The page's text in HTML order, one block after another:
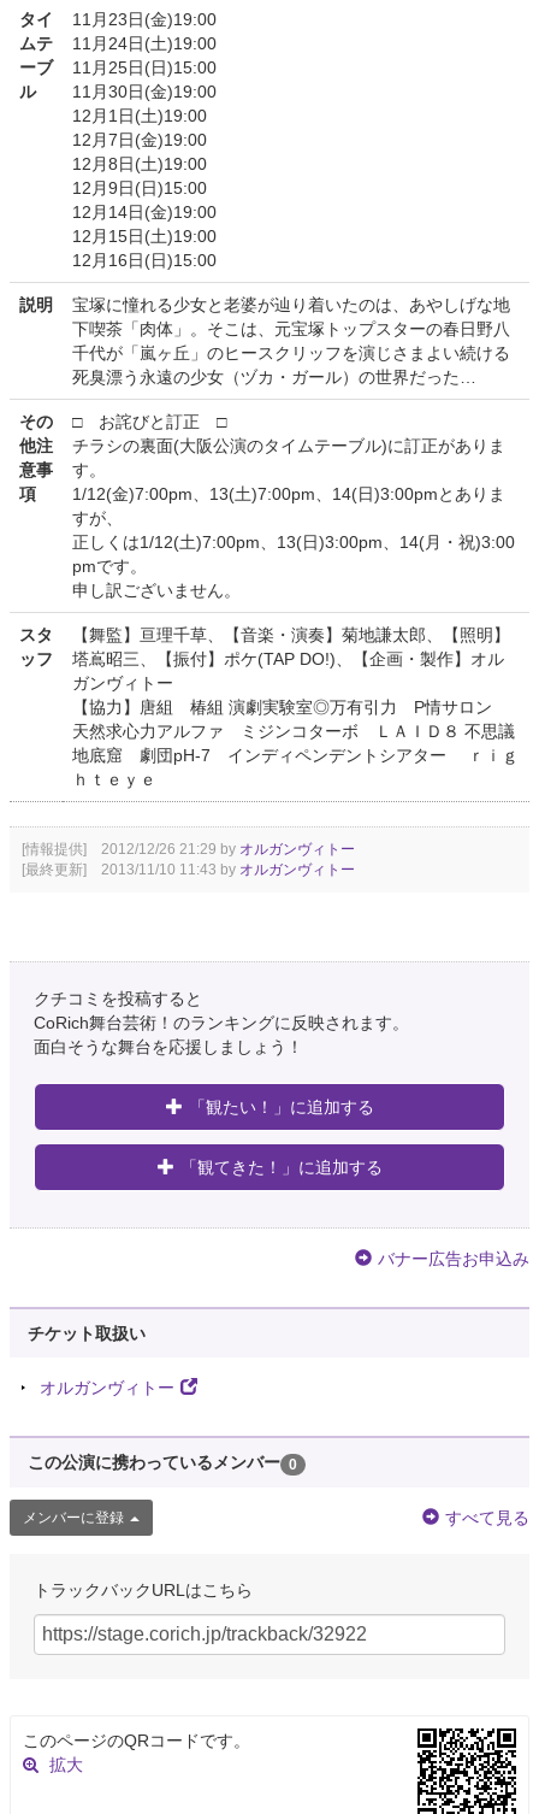
タイ
ムテ
ーブ
ル
11月23日(金)19:00
11月24日(土)19:00
11月25日(日)15:00
11月30日(金)19:00
12月1日(土)19:00
12月7日(金)19:00
12月8日(土)19:00
12月9日(日)15:00
12月14日(金)19:00
12月15日(土)19:00
12月16日(日)15:00
説明
宝塚に憧れる少女と老婆が辿り着いたのは、あやしげな地
下喫茶「肉体」。そこは、元宝塚トップスターの春日野八
千代が「嵐ヶ丘」のヒースクリッフを演じさまよい続ける
死臭漂う永遠の少女（ヅカ・ガール）の世界だった…
その
他注
意事
項
□ お詫びと訂正 □
チラシの裏面(大阪公演のタイムテーブル)に訂正がありま
す。
1/12(金)7:00pm、13(土)7:00pm、14(日)3:00pmとありま
すが、
正しくは1/12(土)7:00pm、13(日)3:00pm、14(月・祝)3:00
pmです。
申し訳ございません。
スタ
ッフ
【舞監】亘理千草、【音楽・演奏】菊地謙太郎、【照明】
塔嶌昭三、【振付】ポケ(TAP DO!)、【企画・製作】オル
ガンヴィトー
【協力】唐組 椿組 演劇実験室◎万有引力 P情サロン
天然求心力アルファ ミジンコターボ ＬＡＩＤ８ 不思議
地底窟 劇団pH-7 インディペンデントシアター ｒｉｇ
ｈｔｅｙｅ
[情報提供] 2012/12/26 21:29 by オルガンヴィトー
[最終更新] 2013/11/10 11:43 by オルガンヴィトー
クチコミを投稿すると
CoRich舞台芸術！のランキングに反映されます。
面白そうな舞台を応援しましょう！
「観たい！」に追加する
「観てきた！」に追加する
バナー広告お申込み
チケット取扱い
オルガンヴィトー
この公演に携わっているメンバー 0
メンバーに登録 すべて見る
トラックバックURLはこちら
このページのQRコードです。
拡大